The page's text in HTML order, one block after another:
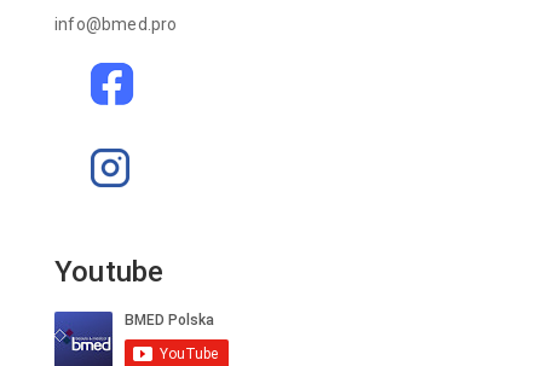
info@bmed.pro
Youtube